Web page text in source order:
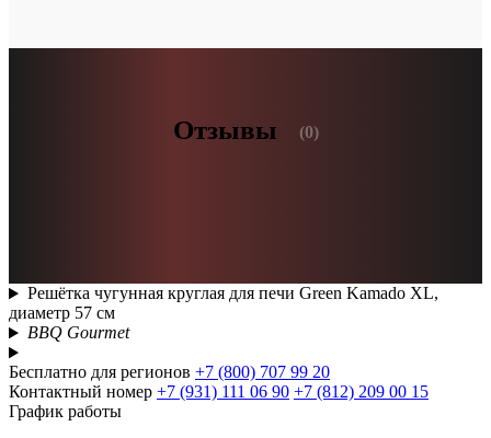
Отзывы (0)
Решётка чугунная круглая для печи Green Kamado XL,
диаметр 57 см
BBQ Gourmet
Бесплатно для регионов +7 (800) 707 99 20
Контактный номер +7 (931) 111 06 90 +7 (812) 209 00 15
График работы